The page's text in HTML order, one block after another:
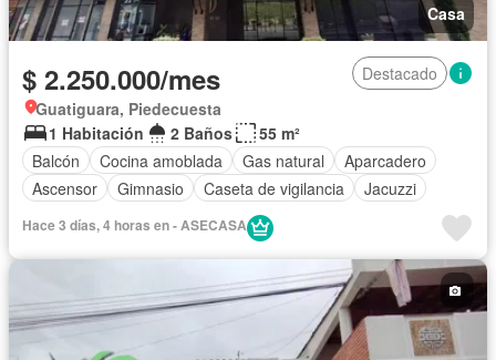
Casa
$ 2.250.000/mes
Destacado
Guatiguara, Piedecuesta
1 Habitación
2 Baños
55 m²
Balcón
Cocina amoblada Gas natural
Aparcadero
Ascensor
Gimnasio Caseta de vigilancia Jacuzzi
Hace 3 días, 4 horas en - ASECASA